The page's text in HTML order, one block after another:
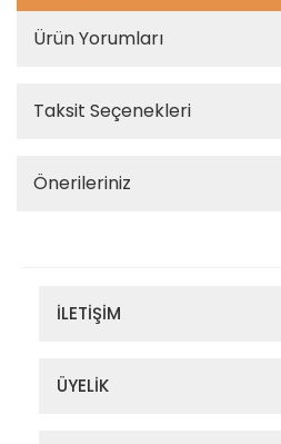
Ürün Yorumları
Taksit Seçenekleri
Önerileriniz
İLETİŞİM
ÜYELİK